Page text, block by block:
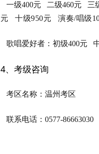
一级400元 二级460元 三
元 十级950元 演奏/唱级
歌唱爱好者：初级400元
4、考级咨询
考区名称：温州考区
联系电话：0577-86663030